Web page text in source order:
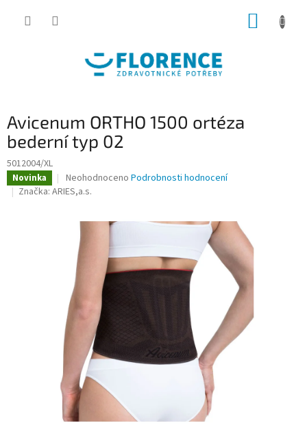
Avicenum ORTHO 1500 ortéza
bederní typ 02
5012004/XL
Novinka
Průměrné
hodnocení
hvězdiček.
Neohodnoceno Podrobnosti hodnocení
Značka: ARIES,a.s.